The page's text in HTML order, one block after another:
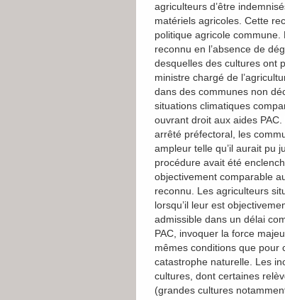
agriculteurs d’être
matériels agricoles. Cette
politique agricole commune.
reconnu en l’absence de
desquelles des cultures ont
ministre chargé de
dans des communes non
situations climatiques
ouvrant droit aux aides
arrêté préfectoral, les
ampleur telle qu’il aurait pu
procédure avait été
objectivement comparable
reconnu. Les agriculteurs
lorsqu’il leur est
admissible dans un délai
PAC, invoquer la force
mêmes conditions que pour
catastrophe naturelle. Les
cultures, dont certaines
(grandes cultures